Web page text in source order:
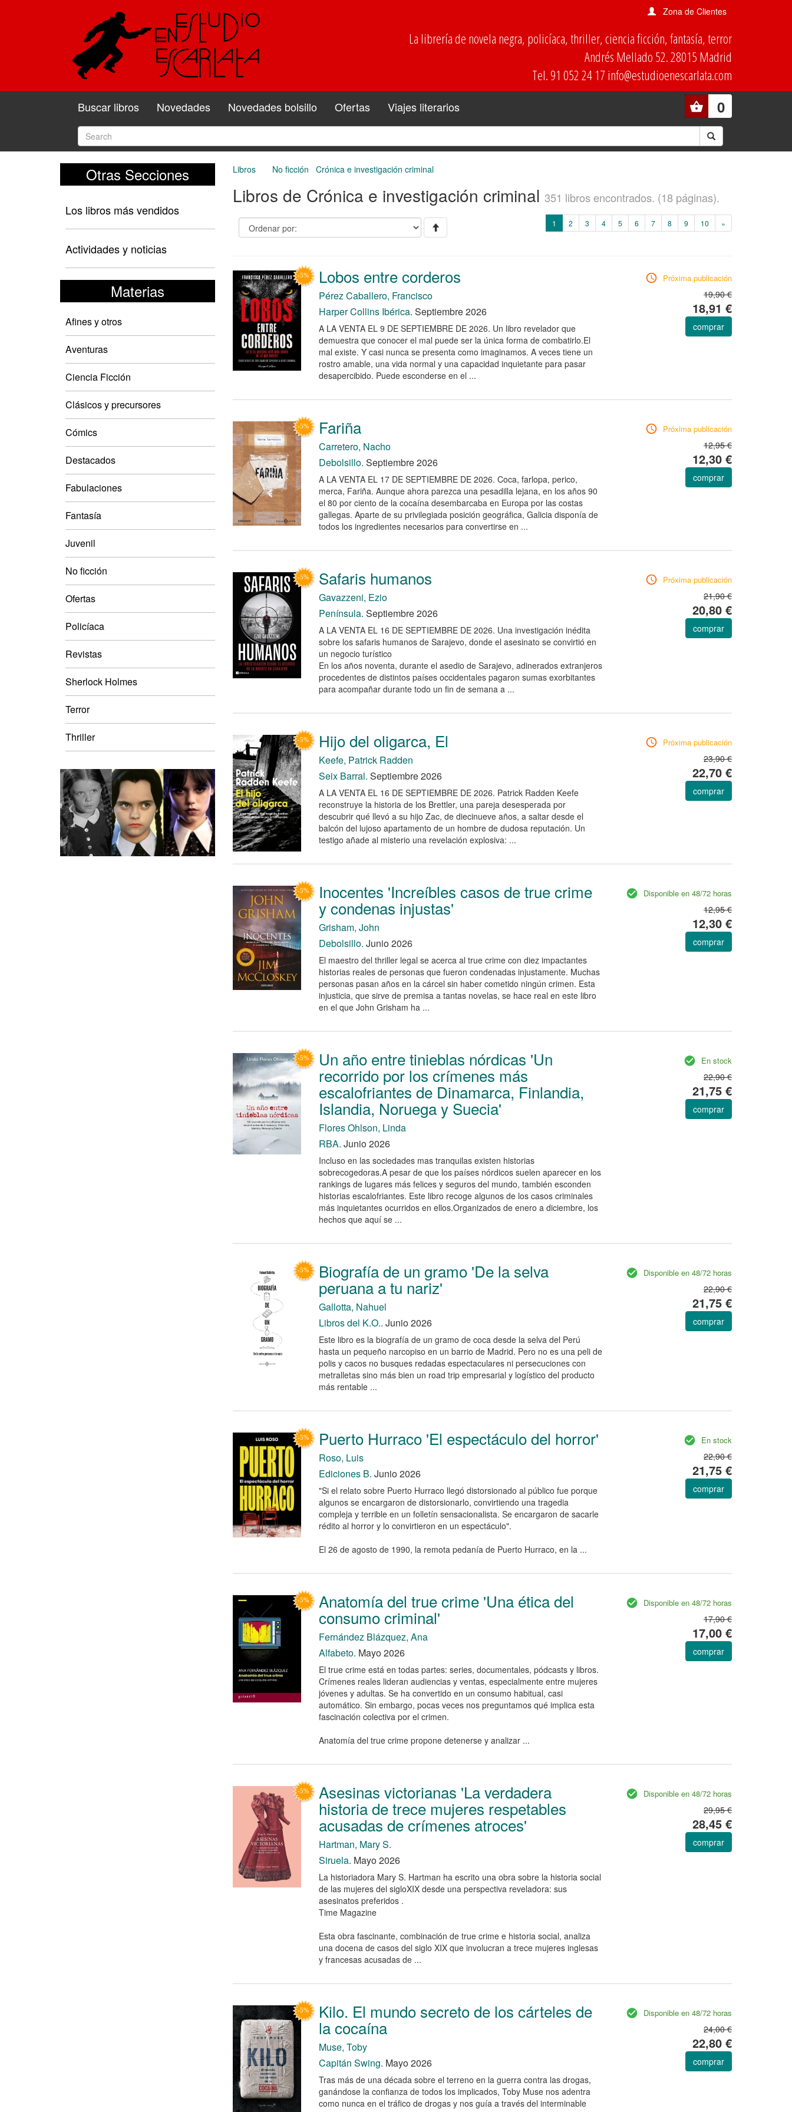
Zona de Clientes
La librería de novela negra, policíaca, thriller, ciencia ficción, fantasía, terror
Andrés Mellado 52. 28015 Madrid
Tel. 91 052 24 17 info@estudioenescarlata.com
0
Buscar libros Novedades Novedades bolsillo Ofertas Viajes literarios
Otras Secciones
Los libros más vendidos
Actividades y noticias
Materias
Afines y otros
Aventuras
Ciencia Ficción
Clásicos y precursores
Cómics
Destacados
Fabulaciones
Fantasía
Juvenil
No ficción
Ofertas
Policíaca
Revistas
Sherlock Holmes
Terror
Thriller
Libros No ficción Crónica e investigación criminal
Libros de Crónica e investigación criminal 351 libros encontrados. (18 páginas).
1 (current)
2 3 4 5 6 7 8 9 10 »
Lobos entre corderos
Pérez Caballero, Francisco
Harper Collins Ibérica. Septiembre 2026
A LA VENTA EL 9 DE SEPTIEMBRE DE 2026. Un libro revelador que
demuestra que conocer el mal puede ser la única forma de combatirlo.El
mal existe. Y casi nunca se presenta como imaginamos. A veces tiene un
rostro amable, una vida normal y una capacidad inquietante para pasar
desapercibido. Puede esconderse en el ...
Próxima publicación
19,90 €
18,91 €
comprar
Fariña
Carretero, Nacho
Debolsillo. Septiembre 2026
A LA VENTA EL 17 DE SEPTIEMBRE DE 2026. Coca, farlopa, perico,
merca, Fariña. Aunque ahora parezca una pesadilla lejana, en los años 90
el 80 por ciento de la cocaína desembarcaba en Europa por las costas
gallegas. Aparte de su privilegiada posición geográfica, Galicia disponía de
todos los ingredientes necesarios para convertirse en ...
Próxima publicación
12,95 €
12,30 €
comprar
Safaris humanos
Gavazzeni, Ezio
Península. Septiembre 2026
A LA VENTA EL 16 DE SEPTIEMBRE DE 2026. Una investigación inédita
sobre los safaris humanos de Sarajevo, donde el asesinato se convirtió en
un negocio turístico
En los años noventa, durante el asedio de Sarajevo, adinerados extranjeros
procedentes de distintos países occidentales pagaron sumas exorbitantes
para acompañar durante todo un fin de semana a ...
Próxima publicación
21,90 €
20,80 €
comprar
Hijo del oligarca, El
Keefe, Patrick Radden
Seix Barral. Septiembre 2026
A LA VENTA EL 16 DE SEPTIEMBRE DE 2026. Patrick Radden Keefe
reconstruye la historia de los Brettler, una pareja desesperada por
descubrir qué llevó a su hijo Zac, de diecinueve años, a saltar desde el
balcón del lujoso apartamento de un hombre de dudosa reputación. Un
testigo añade al misterio una revelación explosiva: ...
Próxima publicación
23,90 €
22,70 €
comprar
Inocentes 'Increíbles casos de true crime
y condenas injustas'
Grisham, John
Debolsillo. Junio 2026
El maestro del thriller legal se acerca al true crime con diez impactantes
historias reales de personas que fueron condenadas injustamente. Muchas
personas pasan años en la cárcel sin haber cometido ningún crimen. Esta
injusticia, que sirve de premisa a tantas novelas, se hace real en este libro
en el que John Grisham ha ...
Disponible en 48/72 horas
12,95 €
12,30 €
comprar
Un año entre tinieblas nórdicas 'Un
recorrido por los crímenes más
escalofriantes de Dinamarca, Finlandia,
Islandia, Noruega y Suecia'
Flores Ohlson, Linda
RBA. Junio 2026
Incluso en las sociedades mas tranquilas existen historias
sobrecogedoras.A pesar de que los países nórdicos suelen aparecer en los
rankings de lugares más felices y seguros del mundo, también esconden
historias escalofriantes. Este libro recoge algunos de los casos criminales
más inquietantes ocurridos en ellos.Organizados de enero a diciembre, los
hechos que aquí se ...
En stock
22,90 €
21,75 €
comprar
Biografía de un gramo 'De la selva
peruana a tu nariz'
Gallotta, Nahuel
Libros del K.O.. Junio 2026
Este libro es la biografía de un gramo de coca desde la selva del Perú
hasta un pequeño narcopiso en un barrio de Madrid. Pero no es una peli de
polis y cacos no busques redadas espectaculares ni persecuciones con
metralletas sino más bien un road trip empresarial y logístico del producto
más rentable ...
Disponible en 48/72 horas
22,90 €
21,75 €
comprar
Puerto Hurraco 'El espectáculo del horror'
Roso, Luis
Ediciones B. Junio 2026
"Si el relato sobre Puerto Hurraco llegó distorsionado al público fue porque
algunos se encargaron de distorsionarlo, convirtiendo una tragedia
compleja y terrible en un folletín sensacionalista. Se encargaron de sacarle
rédito al horror y lo convirtieron en un espectáculo".
El 26 de agosto de 1990, la remota pedanía de Puerto Hurraco, en la ...
En stock
22,90 €
21,75 €
comprar
Anatomía del true crime 'Una ética del
consumo criminal'
Fernández Blázquez, Ana
Alfabeto. Mayo 2026
El true crime está en todas partes: series, documentales, pódcasts y libros.
Crímenes reales lideran audiencias y ventas, especialmente entre mujeres
jóvenes y adultas. Se ha convertido en un consumo habitual, casi
automático. Sin embargo, pocas veces nos preguntamos qué implica esta
fascinación colectiva por el crimen.
Anatomía del true crime propone detenerse y analizar ...
Disponible en 48/72 horas
17,90 €
17,00 €
comprar
Asesinas victorianas 'La verdadera
historia de trece mujeres respetables
acusadas de crímenes atroces'
Hartman, Mary S.
Siruela. Mayo 2026
La historiadora Mary S. Hartman ha escrito una obra sobre la historia social
de las mujeres del sigloXIX desde una perspectiva reveladora: sus
asesinatos preferidos .
Time Magazine
Esta obra fascinante, combinación de true crime e historia social, analiza
una docena de casos del siglo XIX que involucran a trece mujeres inglesas
y francesas acusadas de ...
Disponible en 48/72 horas
29,95 €
28,45 €
comprar
Kilo. El mundo secreto de los cárteles de
la cocaína
Muse, Toby
Capitán Swing. Mayo 2026
Tras más de una década sobre el terreno en la guerra contra las drogas,
ganándose la confianza de todos los implicados, Toby Muse nos adentra
como nunca en el tráfico de drogas y nos guía a través del interminable
Disponible en 48/72 horas
24,00 €
22,80 €
comprar